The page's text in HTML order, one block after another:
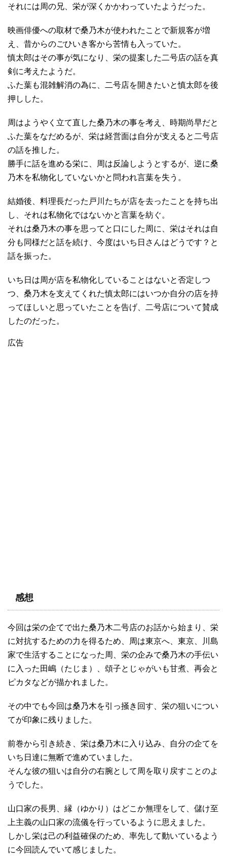
それには周の兄、栄が深くかかわっていたようだった。
映画俳優への取材で桑乃木が使われたことで新規客が増
え、昔からのごひいき客から苦情も入っていた。
慎太郎はその事が気になり、栄の提案した二号店の話を真
剣に考えたようだ。
ふた葉も混雑解消の為に、二号店を開きたいと慎太郎を後
押しした。
周はようやく立て直した桑乃木の事を考え、時期尚早だと
ふた葉をなだめるが、栄は経営面は自分が支えると二号店
の話を推した。
勝手に話を進める栄に、周は反論しようとするが、逆に桑
乃木を私物化していないかと問われ言葉を失う。
結婚後、料理長だった戸川たちが店を去ったことを持ち出
し、それは私物化ではないかと言葉を紡ぐ。
それは桑乃木の事を思ってと口にした周に、栄はそれは自
分も同様だと話を続け、今度はいち日さんはどうです？と
話を振った。
いち日は周が店を私物化していることはないと否定しつ
つ、桑乃木を支えてくれた慎太郎にはいつか自分の店を持
ってほしいと思っていたことを告げ、二号店について賛成
したのだった。
広告
感想
今回は栄の企てで出た桑乃木二号店のお話から始まり、栄
に対抗するための力を得るため、周は東京へ、東京、川島
家で生活することになった周、栄の企みで桑乃木の手伝い
に入った田嶋（たじま）、頌子とじゃがいも甘煮、再会と
ピカタなどが描かれました。
その中でも今回は桑乃木を引っ掻き回す、栄の狙いについ
てが印象に残りました。
前巻から引き続き、栄は桑乃木に入り込み、自分の企てを
いち日達に無断で進めていました。
そんな彼の狙いは自分の右腕として周を取り戻すことのよ
うでした。
山口家の長男、縁（ゆかり）はどこか無理をして、儲け至
上主義の山口家の流儀を行っているように思えました。
しかし栄は己の利益確保のため、率先して動いているよう
に今回読んでいて感じました。